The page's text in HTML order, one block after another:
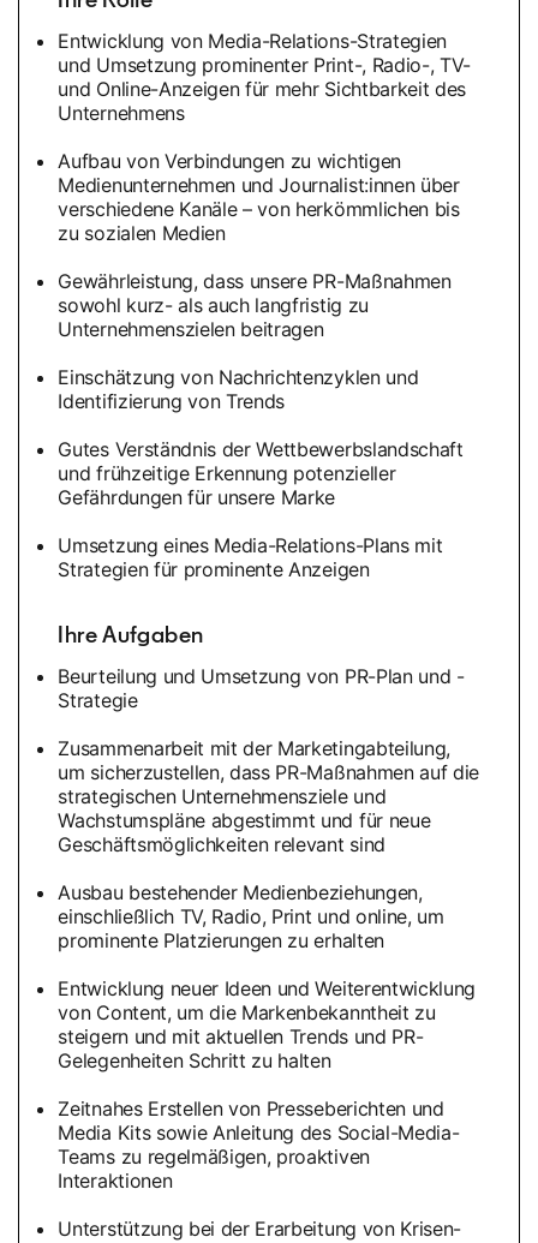
Entwicklung von Media-Relations-Strategien
und Umsetzung prominenter Print-, Radio-, TV-
und Online-Anzeigen für mehr Sichtbarkeit des
Unternehmens
Aufbau von Verbindungen zu wichtigen
Medienunternehmen und Journalist:innen über
verschiedene Kanäle – von herkömmlichen bis
zu sozialen Medien
Gewährleistung, dass unsere PR-Maßnahmen
sowohl kurz- als auch langfristig zu
Unternehmenszielen beitragen
Einschätzung von Nachrichtenzyklen und
Identifizierung von Trends
Gutes Verständnis der Wettbewerbslandschaft
und frühzeitige Erkennung potenzieller
Gefährdungen für unsere Marke
Umsetzung eines Media-Relations-Plans mit
Strategien für prominente Anzeigen
Ihre Aufgaben
Beurteilung und Umsetzung von PR-Plan und -
Strategie
Zusammenarbeit mit der Marketingabteilung,
um sicherzustellen, dass PR-Maßnahmen auf die
strategischen Unternehmensziele und
Wachstumspläne abgestimmt und für neue
Geschäftsmöglichkeiten relevant sind
Ausbau bestehender Medienbeziehungen,
einschließlich TV, Radio, Print und online, um
prominente Platzierungen zu erhalten
Entwicklung neuer Ideen und Weiterentwicklung
von Content, um die Markenbekanntheit zu
steigern und mit aktuellen Trends und PR-
Gelegenheiten Schritt zu halten
Zeitnahes Erstellen von Presseberichten und
Media Kits sowie Anleitung des Social-Media-
Teams zu regelmäßigen, proaktiven
Interaktionen
Unterstützung bei der Erarbeitung von Krisen-